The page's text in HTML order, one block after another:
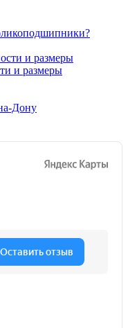
и размеры
Дону